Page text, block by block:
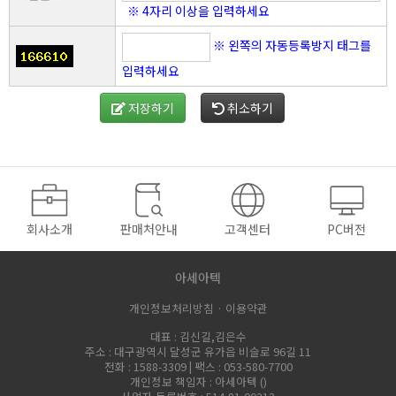
※ 4자리 이상을 입력하세요
※ 왼쪽의 자동등록방지 태그를
입력하세요
저장하기 취소하기
회사소개 판매처안내 고객센터 PC버전
아세아텍
개인정보처리방침 · 이용약관
대표 : 김신길,김은수
주소 : 대구광역시 달성군 유가읍 비슬로 96길 11
전화 : 1588-3309 | 팩스 : 053-580-7700
개인정보 책임자 : 아세아텍 ()